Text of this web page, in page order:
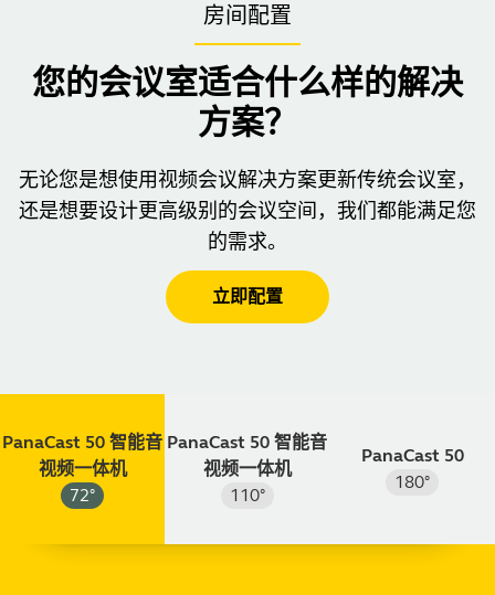
房间配置
您的会议室适合什么样的解决
方案？
无论您是想使用视频会议解决方案更新传统会议室，
还是想要设计更高级别的会议空间，我们都能满足您
的需求。
立即配置
PanaCast 50 智能音
视频一体机
72°
PanaCast 50 智能音
视频一体机
110°
PanaCast 50
180°